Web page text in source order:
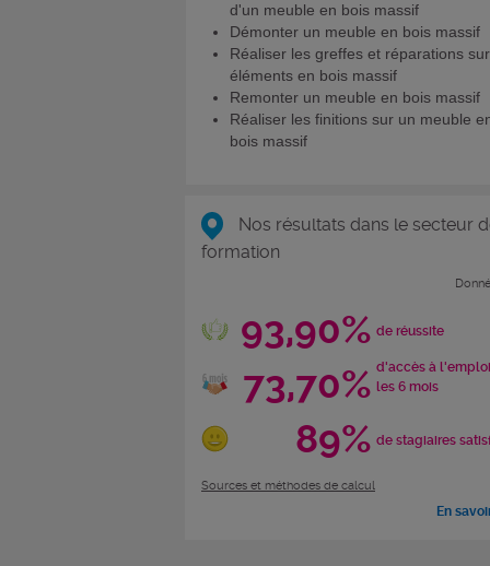
d'un meuble en bois massif
Démonter un meuble en bois massif
Réaliser les greffes et réparations
éléments en bois massif
Remonter un meuble en bois massif
Réaliser les finitions sur un meuble
bois massif
Nos résultats dans le secteur
formation
93,90% de réussite
73,70% d'accès à
les 6 mois
89% de stagiaires
Sources et méthodes de calcul
En